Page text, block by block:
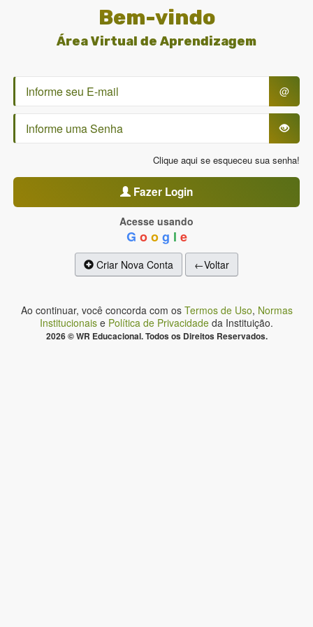
Bem-vindo
Área Virtual de Aprendizagem
@
Clique aqui se esqueceu sua senha!
Fazer Login
Acesse usando
G o o g l e
Criar Nova Conta ←Voltar
Ao continuar, você concorda com os Termos de Uso, Normas
Institucionais e Política de Privacidade da Instituição.
2026 © WR Educacional. Todos os Direitos Reservados.